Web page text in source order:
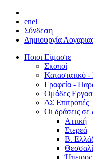
enel
Σύνδεση
Δημιουργία
Ποιοι Είμαστε
Σκοποί
Καταστατικό -
Γραφεία -
Ομάδες
ΔΣ Επιτροπές
Οι δράσεις σε
Αττική
Στερεά
Β.
Ήπειρος